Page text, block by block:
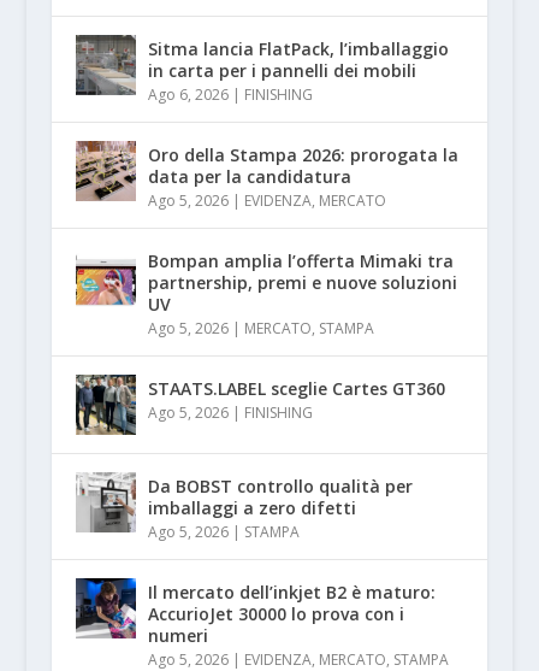
Sitma lancia FlatPack, l’imballaggio
in carta per i pannelli dei mobili
Ago 6, 2026| FINISHING
Oro della Stampa 2026: prorogata la
data per la candidatura
Ago 5, 2026| EVIDENZA, MERCATO
Bompan amplia l’offerta Mimaki tra
partnership, premi e nuove soluzioni
UV
Ago 5, 2026| MERCATO, STAMPA
STAATS.LABEL sceglie Cartes GT360
Ago 5, 2026| FINISHING
Da BOBST controllo qualità per
imballaggi a zero difetti
Ago 5, 2026| STAMPA
Il mercato dell’inkjet B2 è maturo:
AccurioJet 30000 lo prova con i
numeri
Ago 5, 2026| EVIDENZA, MERCATO, STAMPA